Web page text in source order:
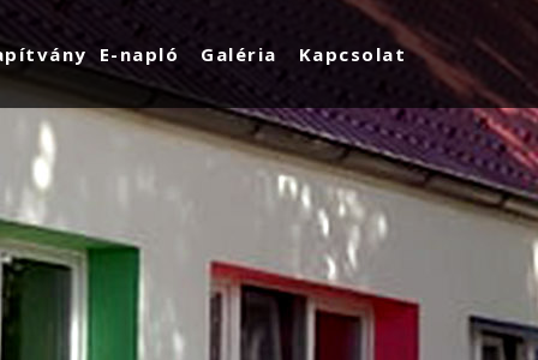
E-napló Galéria Kapcsolat